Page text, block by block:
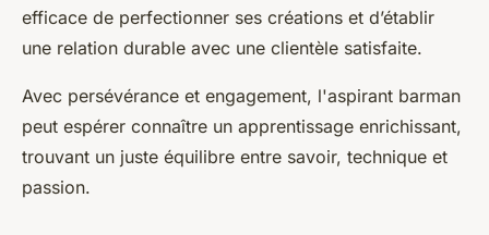
efficace de perfectionner ses créations et d’établir
une relation durable avec une clientèle satisfaite.
Avec persévérance et engagement, l'aspirant barman
peut espérer connaître un apprentissage enrichissant,
trouvant un juste équilibre entre savoir, technique et
passion.